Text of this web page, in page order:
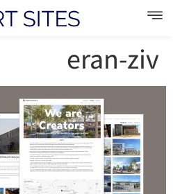
eran-ziv